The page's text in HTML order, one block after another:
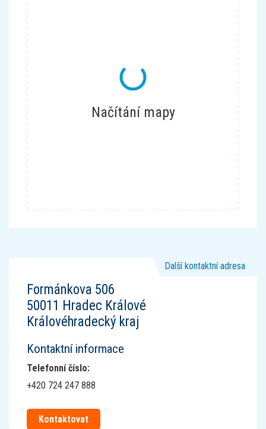
Načítání mapy
Další kontaktní adresa
Formánkova 506
50011 Hradec Králové
Královéhradecký kraj
Kontaktní informace
Telefonní číslo:
+420 724 247 888
Kontaktovat